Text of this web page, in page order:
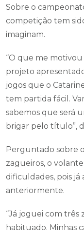
Sobre o
competição tem
imaginam.
“O que me
projeto
jogos que o
tem partida fácil.
sabemos que será
brigar pelo título”,
Perguntado sobre
zagueiros, o
dificuldades, pois já
anteriormente.
“Já joguei com três
habituado. Minhas